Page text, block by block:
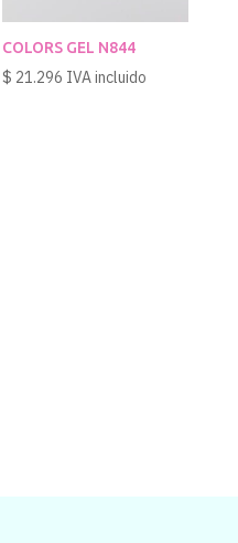
COLORS GEL N844
$ 21.296 IVA incluido